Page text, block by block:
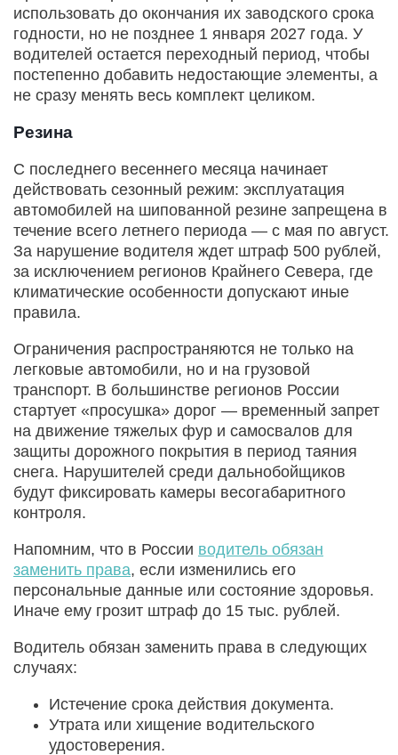
использовать до окончания их заводского срока
годности, но не позднее 1 января 2027 года. У
водителей остается переходный период, чтобы
постепенно добавить недостающие элементы, а
не сразу менять весь комплект целиком.
Резина
С последнего весеннего месяца начинает
действовать сезонный режим: эксплуатация
автомобилей на шипованной резине запрещена в
течение всего летнего периода — с мая по август.
За нарушение водителя ждет штраф 500 рублей,
за исключением регионов Крайнего Севера, где
климатические особенности допускают иные
правила.
Ограничения распространяются не только на
легковые автомобили, но и на грузовой
транспорт. В большинстве регионов России
стартует «просушка» дорог — временный запрет
на движение тяжелых фур и самосвалов для
защиты дорожного покрытия в период таяния
снега. Нарушителей среди дальнобойщиков
будут фиксировать камеры весогабаритного
контроля.
Напомним, что в России водитель обязан
заменить права, если изменились его
персональные данные или состояние здоровья.
Иначе ему грозит штраф до 15 тыс. рублей.
Водитель обязан заменить права в следующих
случаях:
Истечение срока действия документа.
Утрата или хищение водительского
удостоверения.